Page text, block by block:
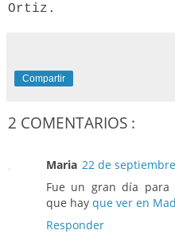
Ortiz.
Compartir
2 COMENTARIOS :
Maria 22 de
Fue un gran día para
que hay que ver en
Responder